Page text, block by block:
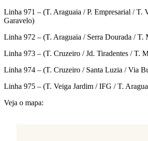
Linha 971 – (T. Araguaia / P. Empresarial / T.
Garavelo)
Linha 972 – (T. Araguaia / Serra Dourada / T.
Linha 973 – (T. Cruzeiro / Jd. Tiradentes / T.
Linha 974 – (T. Cruzeiro / Santa Luzia / Via
Linha 975 – (T. Veiga Jardim / IFG / T.
Veja o mapa: